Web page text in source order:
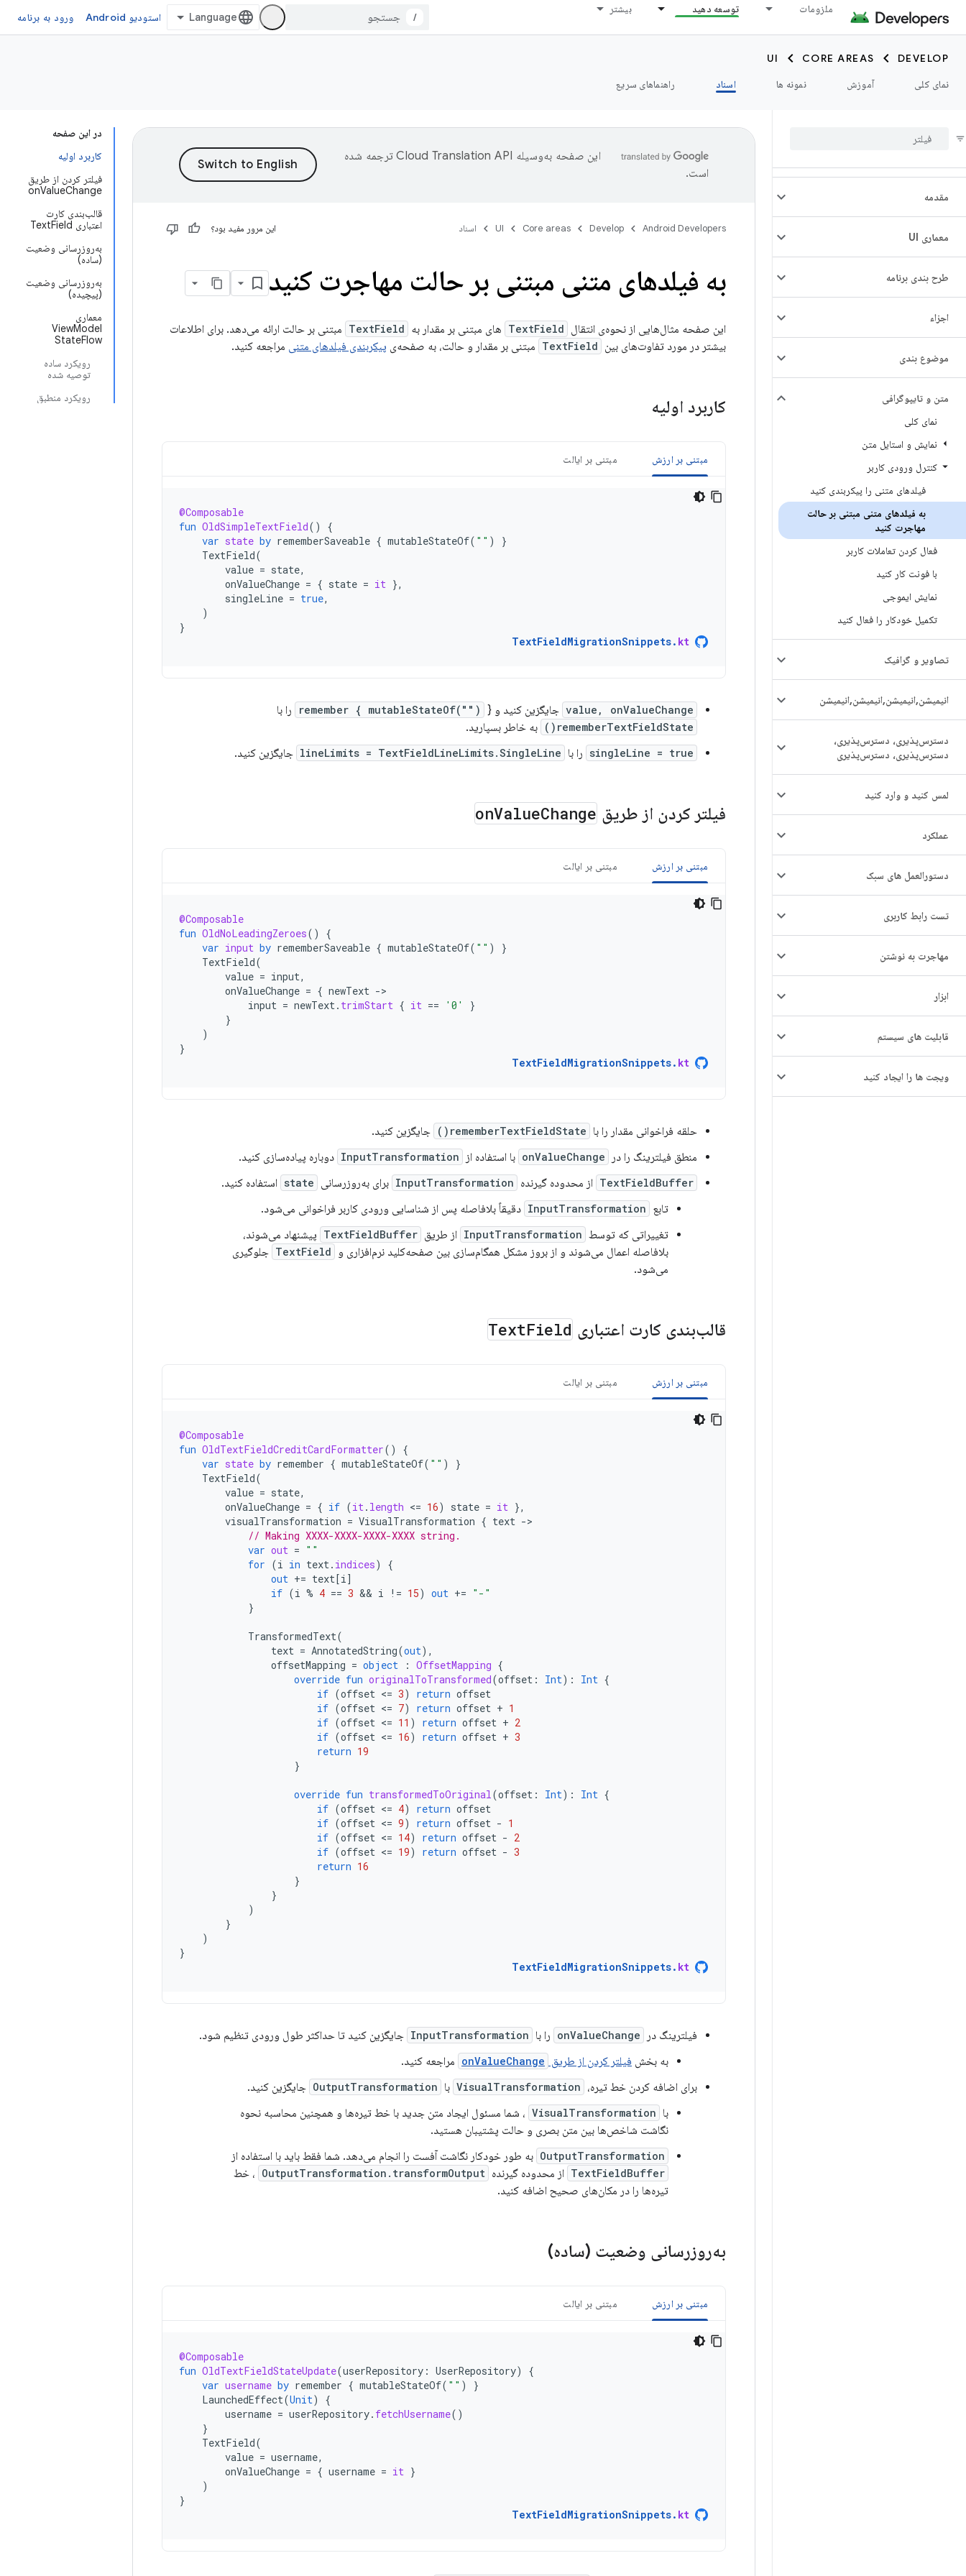
ملزومات توسعه دهید بیشتر
/ استودیو Android ورود به برنامه
DEVELOP
CORE AREAS
UI
نمای کلی
آموزش نمونه ها اسناد راهنماهای سریع
مقدمه
معماری UI
طرح بندی برنامه
اجزاء
موضوع بندی
متن و تایپوگرافی
نمای کلی
نمایش و استایل متن
کنترل ورودی کاربر
فیلدهای متنی را پیکربندی کنید
به فیلدهای متنی مبتنی بر حالت
مهاجرت کنید
فعال کردن تعاملات کاربر
با فونت کار کنید
نمایش ایموجی
تکمیل خودکار را فعال کنید
تصاویر و گرافیک
انیمیشن,انیمیشن,انیمیشن,انیمیشن
دسترس‌پذیری، دسترس‌پذیری،
دسترس‌پذیری، دسترس‌پذیری
لمس کنید و وارد کنید
عملکرد
دستورالعمل های سبک
تست رابط کاربری
مهاجرت به نوشتن
ابزار
قابلیت های سیستم
ویجت ها را ایجاد کنید
در این صفحه
کاربرد اولیه
فیلتر کردن از طریق
onValueChange
قالب‌بندی کارت
اعتباری TextField
به‌روزرسانی وضعیت
(ساده)
به‌روزرسانی وضعیت
(پیچیده)
معماری
ViewModel
StateFlow
رویکرد ساده
توصیه شده
رویکرد منطبق
این صفحه به‌وسیله
ترجمه شده
است.
Android Developers
Develop
Core areas
UI اسناد این مرور مفید بود؟
به فیلدهای متنی مبتنی بر حالت مهاجرت کنید
این صفحه مثال‌هایی از نحوه‌ی انتقال TextField های مبتنی بر مقدار به TextField مبتنی بر حالت ارائه می‌دهد. برای اطلاعات
بیشتر در مورد تفاوت‌های بین TextField مبتنی بر مقدار و حالت، به صفحه‌ی پیکربندی فیلدهای متنی مراجعه کنید.
کاربرد اولیه
مبتنی بر ارزش مبتنی بر ایالت
@Composable
fun OldSimpleTextField()
{
var state by rememberSaveable { mutableStateOf( "" )
}
TextField(
value = state,
onValueChange = { state = it },
singleLine = true,
)
}
TextFieldMigrationSnippets. kt
value, onValueChange جایگزین کنید و remember { mutableStateOf("") } را با
rememberTextFieldState() به خاطر بسپارید.
singleLine = true را با lineLimits = TextFieldLineLimits.SingleLine جایگزین کنید.
فیلتر کردن از طریق onValueChange
مبتنی بر ارزش مبتنی بر ایالت
@Composable
fun OldNoLeadingZeroes()
{
var input by rememberSaveable { mutableStateOf( "" )
}
TextField(
value = input,
onValueChange = { newText -
input = newText. trimStart { it == '0'
}
}
)
}
TextFieldMigrationSnippets. kt
حلقه فراخوانی مقدار را با rememberTextFieldState()
جایگزین کنید.
منطق فیلترینگ را در
onValueChange با استفاده از InputTransformation دوباره پیاده‌سازی کنید.
TextFieldBuffer از محدوده گیرنده InputTransformation برای به‌روزرسانی state استفاده کنید.
تابع InputTransformation دقیقاً بلافاصله پس از شناسایی ورودی کاربر فراخوانی می‌شود.
تغییراتی که توسط InputTransformation از طریق TextFieldBuffer پیشنهاد می‌شوند،
بلافاصله اعمال می‌شوند و از بروز مشکل همگام‌سازی بین صفحه‌کلید نرم‌افزاری و
TextField جلوگیری
می‌شود.
قالب‌بندی کارت اعتباری TextField
مبتنی بر ارزش مبتنی بر ایالت
@Composable
fun OldTextFieldCreditCardFormatter()
{
var state by remember { mutableStateOf( "" )
}
TextField(
value = state,
onValueChange = { if (it. length <= 16) state = it },
visualTransformation = VisualTransformation { text -
// Making XXXX-XXXX-XXXX-XXXX string.
var out = ""
for (i in text. indices)
{
out += text[i]
if (i % 4 == 3 && i != 15) out += "-"
}
TransformedText(
text = AnnotatedString(out),
offsetMapping = object : OffsetMapping {
override fun originalToTransformed(offset : Int): Int {
if (offset <= 3) return offset
if (offset <= 7) return offset + 1
if (offset <= 11 ) return offset + 2
if (offset <= 16) return offset + 3
return 19
}
override fun transformedToOriginal(offset : Int): Int {
if (offset <= 4) return offset
if (offset <= 9) return offset - 1
if (offset <= 14) return offset - 2
if (offset <= 19) return offset - 3
return 16
}
}
)
}
)
}
TextFieldMigrationSnippets. kt
فیلترینگ در onValueChange را با InputTransformation جایگزین کنید تا حداکثر طول ورودی تنظیم شود.
به بخش فیلتر کردن از طریق onValueChange مراجعه کنید.
برای اضافه کردن خط تیره، VisualTransformation با OutputTransformation جایگزین کنید.
با VisualTransformation ، شما مسئول ایجاد متن جدید با خط تیره‌ها و همچنین محاسبه نحوه
نگاشت شاخص‌ها بین متن بصری و حالت پشتیبان هستید.
OutputTransformation به طور خودکار نگاشت آفست را انجام می‌دهد. شما فقط باید با استفاده از
TextFieldBuffer از محدوده گیرنده OutputTransformation.transformOutput ، خط
تیره‌ها را در مکان‌های صحیح اضافه کنید.
به‌روزرسانی وضعیت (ساده)
مبتنی بر ارزش مبتنی بر ایالت
@Composable
fun OldTextFieldStateUpdate(userRepository : UserRepository)
{
var username by remember { mutableStateOf( "" )
}
LaunchedEffect(Unit)
{
username = userRepository. fetchUsername()
}
TextField(
value = username,
onValueChange = { username = it }
)
}
TextFieldMigrationSnippets. kt